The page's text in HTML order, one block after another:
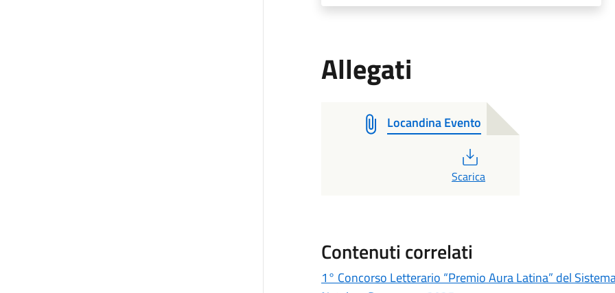
Allegati
Locandina Evento
Scarica
Contenuti correlati
1° Concorso Letterario “Premio Aura Latina” del